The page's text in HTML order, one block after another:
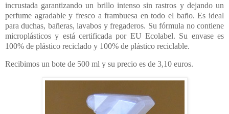
incrustada garantizando un brillo intenso sin rastros y dejando un
perfume agradable y fresco a frambuesa en todo el baño. Es ideal
para duchas, bañeras, lavabos y fregaderos. Su fórmula no contiene
microplásticos y está certificada por EU Ecolabel. Su envase es
100% de plástico reciclado y 100% de plástico reciclable.
Recibimos un bote de 500 ml y su precio es de 3,10 euros.